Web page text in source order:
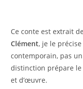
Ce conte est extrait de
Clément, je le
contemporain, pas
distinction prépare
et d’œuvre.